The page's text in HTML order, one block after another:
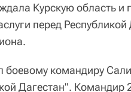
Курскую область и
перед
боевому командиру
Дагестан". Командир